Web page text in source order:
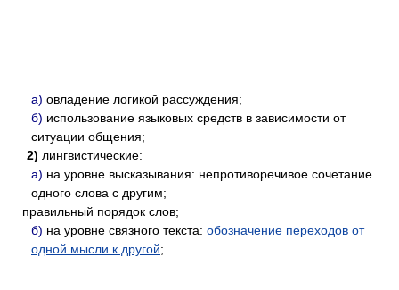
а) овладение логикой рассуждения;
б) использование языковых средств в зависимости от
ситуации общения;
2) лингвистические:
а) на уровне высказывания: непротиворечивое сочетание
одного слова с другим;
правильный порядок слов;
б) на уровне связного текста: обозначение переходов от
одной мысли к другой;